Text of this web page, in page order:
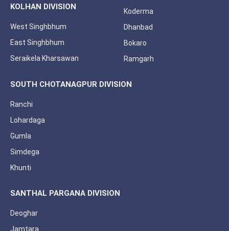
KOLHAN DIVISION
West Singhbhum
East Singhbhum
Seraikela Kharsawan
Koderma
Dhanbad
Bokaro
Ramgarh
SOUTH CHOTANAGPUR DIVISION
Ranchi
Lohardaga
Gumla
Simdega
Khunti
SANTHAL PARGANA DIVISION
Deoghar
Jamtara